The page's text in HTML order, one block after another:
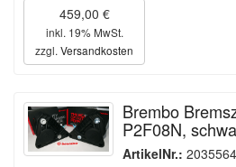
459,00 €
inkl. 19% MwSt.
zzgl. Versandkosten
Brembo
P2F08N,
ArtikelNr.: